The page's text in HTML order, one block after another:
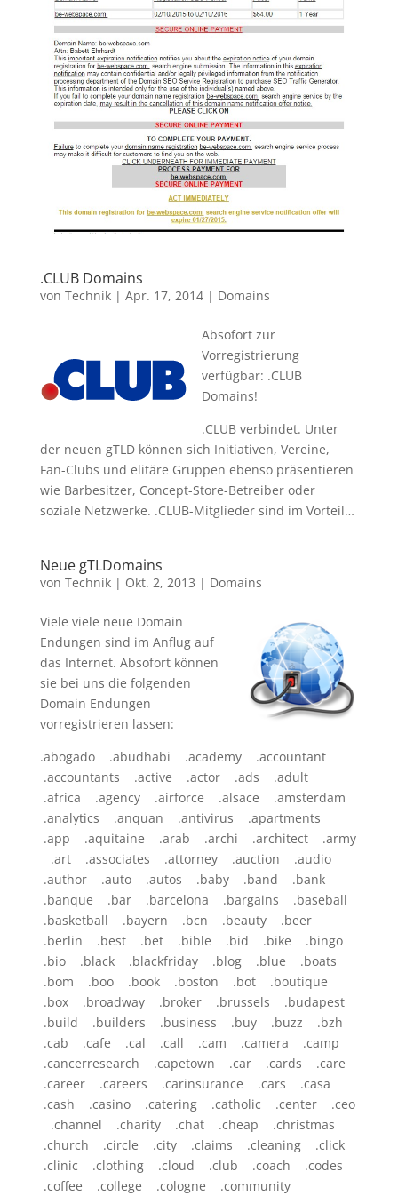
.CLUB Domains
von Technik| Apr. 17, 2014| Domains
Absofort zur
Vorregistrierung
verfügbar: .CLUB
Domains!
.CLUB verbindet. Unter
der neuen gTLD können sich Initiativen, Vereine,
Fan-Clubs und elitäre Gruppen ebenso präsentieren
wie Barbesitzer, Concept-Store-Betreiber oder
soziale Netzwerke. .CLUB-Mitglieder sind im Vorteil…
Neue gTLDomains
von Technik| Okt. 2, 2013 | Domains
Viele viele neue Domain
Endungen sind im Anflug auf
das Internet. Absofort können
sie bei uns die folgenden
Domain Endungen
vorregistrieren lassen:
.abogado .abudhabi .academy .accountant
.accountants .active .actor .ads .adult
.africa .agency .airforce .alsace .amsterdam
.analytics .anquan .antivirus .apartments
.app .aquitaine .arab .archi .architect .army
.art .associates .attorney .auction .audio
.author .auto .autos .baby .band .bank
.banque .bar .barcelona .bargains .baseball
.basketball .bayern .bcn .beauty .beer
.berlin .best .bet .bible .bid .bike .bingo
.bio .black .blackfriday .blog .blue .boats
.bom .boo .book .boston .bot .boutique
.box .broadway .broker .brussels .budapest
.build .builders .business .buy .buzz .bzh
.cab .cafe .cal .call .cam .camera .camp
.cancerresearch .capetown .car .cards .care
.career .careers .carinsurance .cars .casa
.cash .casino .catering .catholic .center .ceo
.channel .charity .chat .cheap .christmas
.church .circle .city .claims .cleaning .click
.clinic .clothing .cloud .club .coach .codes
.coffee .college .cologne .community